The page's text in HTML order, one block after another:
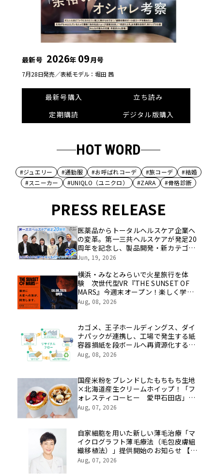
最新号 2026年 09月号
7月28日発売／表紙モデル：堀田 茜
最新号購入
立ち読み
定期購読
デジタル版購入
HOT WORD
#ジュエリー #通勤服 #お呼ばれコーデ #旅コーデ
#結婚
#スニーカー
#UNIQLO（ユニクロ） #ZARA #骨格診断
PRESS RELEASE
医薬品からトータルヘルスケア企業へ
の変革。第一三共ヘルスケアが発足20
周年を記念し、製品開発・新カテゴリ
挑戦の舞台や旧社統合時のエピソード
像を公開！
Jun, 19, 2026
横浜・みなとみらいで火星旅行を体
験 次世代型VR『THE SUNSET OF
MARS』今週末オープン！楽しく学べ
るパネル展やワークショップなど関連
Aug, 08, 2026
カゴメ、王子ホールディングス、ダイ
ナパックが連携し、工場で発生する紙
容器損紙を段ボールへ再資源化する実
証を開始
Aug, 08, 2026
国産米粉をブレンドしたもちもち生地
×北海道産生クリームホイップ！「フ
ォレスティコーヒー 愛甲石田店」に
て、８月１７日（月）からクレープ販
Aug, 07, 2026
自家細胞を用いた新しい薄毛治療「マ
イクログラフト薄毛療法（毛包皮膚組
織移植法）」提供開始のお知らせ 【医
療法人社団 青真会 青山エルクリニ
Aug, 07, 2026